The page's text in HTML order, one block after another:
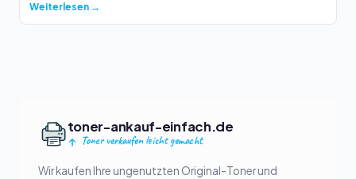
Weiterlesen →
toner-ankauf-einfach.de
Toner verkaufen leicht gemacht
Wir kaufen Ihre ungenutzten Original-Toner und